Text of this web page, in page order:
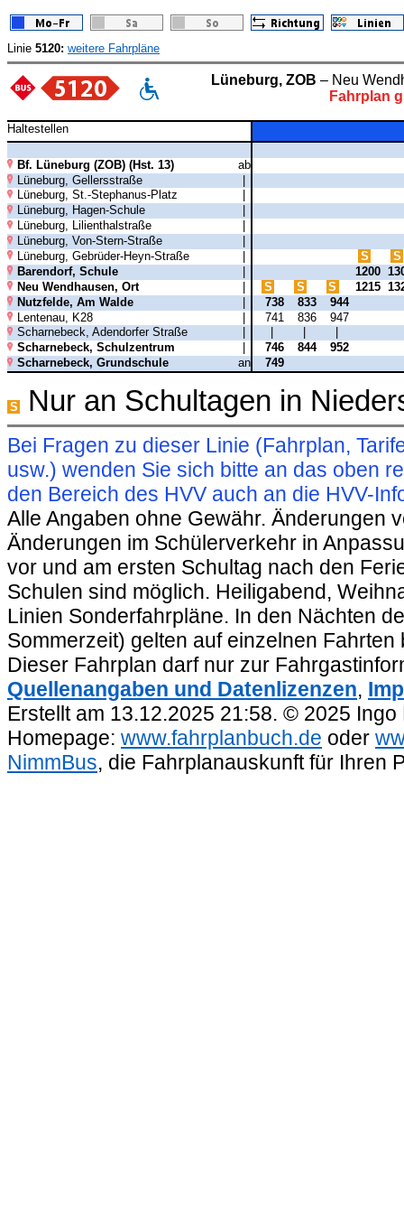
Linie 5120: weitere Fahrpläne
Lüneburg, ZOB – Neu
Fahrplan
Haltestellen
Bf. Lüneburg (ZOB) (Hst. 13)
ab
Lüneburg, Gellersstraße
|
Lüneburg, St.-Stephanus-Platz
Lüneburg, Hagen-Schule
Lüneburg, Lilienthalstraße
Lüneburg, Von-Stern-Straße
Lüneburg, Gebrüder-Heyn-Straße
S
S
Barendorf, Schule
1200
Neu Wendhausen, Ort
S S S 1215
Nutzfelde, Am Walde
| 738 833
944
Lentenau, K28
| 741 836
947
Scharnebeck, Adendorfer Straße
Scharnebeck, Schulzentrum
746 844
952
Scharnebeck, Grundschule
an 749
S Nur an Schultagen in
Bei Fragen zu dieser Linie (Fahrplan,
usw.) wenden Sie sich bitte an das oben
den Bereich des HVV auch an die HVV-
Alle Angaben ohne Gewähr. Änderungen
Änderungen im Schülerverkehr in
vor und am ersten Schultag nach den
Schulen sind möglich. Heiligabend,
Linien Sonderfahrpläne. In den Nächten
Sommerzeit) gelten auf einzelnen
Dieser Fahrplan darf nur zur
Quellenangaben und Datenlizenzen,
Erstellt am 13.12.2025 21:58. © 2025
Homepage: www.fahrplanbuch.de oder
NimmBus, die Fahrplanauskunft für Ihren